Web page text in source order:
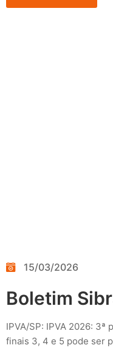
15/03/2026
Boletim
IPVA/SP: IPVA 2026: 3ª
finais 3, 4 e 5 pode ser